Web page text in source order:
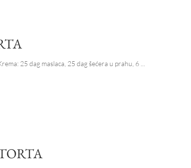
25 dag maslaca, 25 dag šećera u prahu, 6